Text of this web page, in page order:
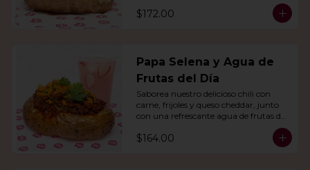
día.
$172.00
Papa Selena y Agua de
Frutas del Día
Saborea nuestro delicioso chili con
carne, frijoles y queso cheddar, junto
con una refrescante agua de frutas del
$164.00